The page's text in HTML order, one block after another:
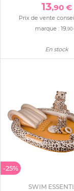
13,90 €
Prix de vente
marque : 19,90
En stock
-25%
SWIM